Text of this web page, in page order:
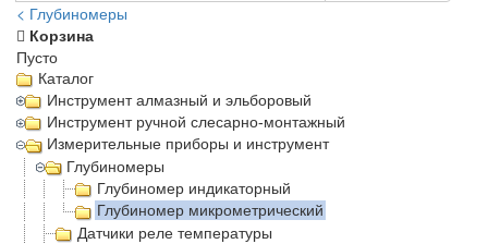
< Глубиномеры
Корзина
Пусто
Каталог
Инструмент алмазный и эльборовый
Инструмент ручной слесарно-монтажный
Измерительные приборы и инструмент
Глубиномеры
Глубиномер индикаторный
Глубиномер микрометрический
Датчики реле температуры